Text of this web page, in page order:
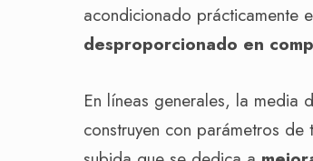
acondicionado prácticamente
desproporcionado en
En líneas generales, la media
construyen con parámetros